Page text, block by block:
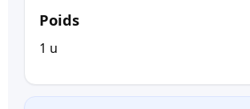
Poids
1 u